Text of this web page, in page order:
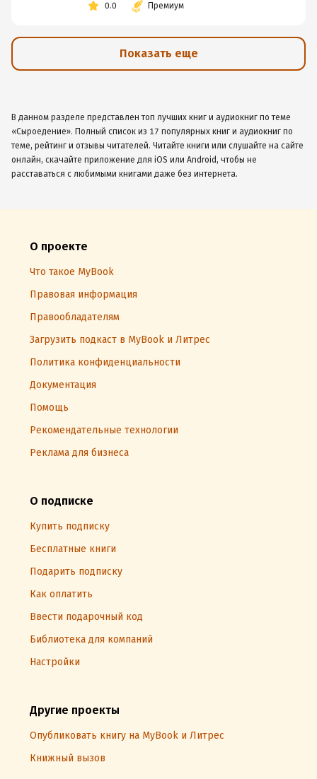
0.0 Премиум
Показать еще
В данном разделе представлен топ лучших книг и аудиокниг по теме
«Сыроедение». Полный список из 17 популярных книг и аудиокниг по
теме, рейтинг и отзывы читателей. Читайте книги или слушайте на сайте
онлайн, скачайте приложение для iOS или Android, чтобы не
расставаться с любимыми книгами даже без интернета.
О проекте
Что такое MyBook
Правовая информация
Правообладателям
Загрузить подкаст в MyBook и Литрес
Политика конфиденциальности
Документация
Помощь
Рекомендательные технологии
Реклама для бизнеса
О подписке
Купить подписку
Бесплатные книги
Подарить подписку
Как оплатить
Ввести подарочный код
Библиотека для компаний
Настройки
Другие проекты
Опубликовать книгу на MyBook и Литрес
Книжный вызов